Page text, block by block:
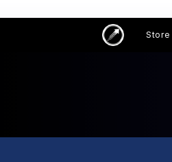
Store